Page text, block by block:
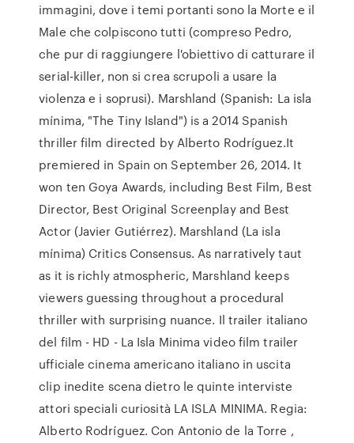
immagini, dove i temi portanti sono la Morte e il
Male che colpiscono tutti (compreso Pedro,
che pur di raggiungere l'obiettivo di catturare il
serial-killer, non si crea scrupoli a usare la
violenza e i soprusi). Marshland (Spanish: La isla
mínima, "The Tiny Island") is a 2014 Spanish
thriller film directed by Alberto Rodríguez.It
premiered in Spain on September 26, 2014. It
won ten Goya Awards, including Best Film, Best
Director, Best Original Screenplay and Best
Actor (Javier Gutiérrez). Marshland (La isla
mínima) Critics Consensus. As narratively taut
as it is richly atmospheric, Marshland keeps
viewers guessing throughout a procedural
thriller with surprising nuance. Il trailer italiano
del film - HD - La Isla Minima video film trailer
ufficiale cinema americano italiano in uscita
clip inedite scena dietro le quinte interviste
attori speciali curiosità LA ISLA MINIMA. Regia:
Alberto Rodríguez. Con Antonio de la Torre ,